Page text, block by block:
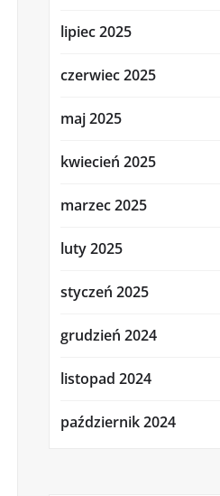
lipiec 2025
czerwiec 2025
maj 2025
kwiecień 2025
marzec 2025
luty 2025
styczeń 2025
grudzień 2024
listopad 2024
październik 2024